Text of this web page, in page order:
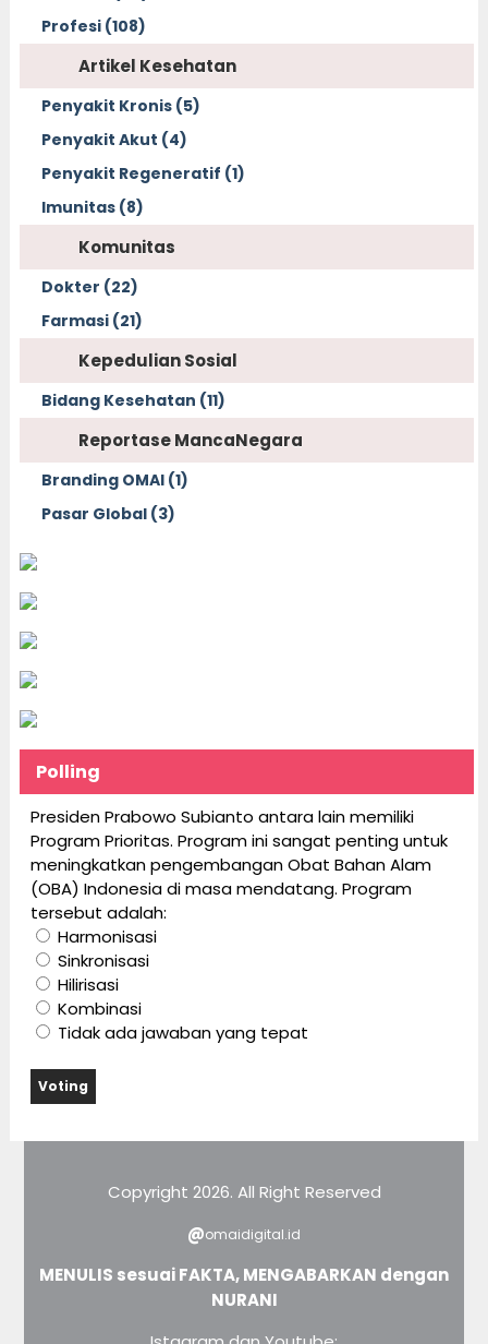
Profesi (108)
Artikel Kesehatan
Penyakit Kronis (5)
Penyakit Akut (4)
Penyakit Regeneratif (1)
Imunitas (8)
Komunitas
Dokter (22)
Farmasi (21)
Kepedulian Sosial
Bidang Kesehatan (11)
Reportase MancaNegara
Branding OMAI (1)
Pasar Global (3)
Polling
Presiden Prabowo Subianto antara lain memiliki
Program Prioritas. Program ini sangat penting untuk
meningkatkan pengembangan Obat Bahan Alam
(OBA) Indonesia di masa mendatang. Program
tersebut adalah:
Harmonisasi
Sinkronisasi
Hilirisasi
Kombinasi
Tidak ada jawaban yang tepat
Copyright 2026. All Right Reserved
@omaidigital.id
MENULIS sesuai FAKTA, MENGABARKAN dengan
NURANI